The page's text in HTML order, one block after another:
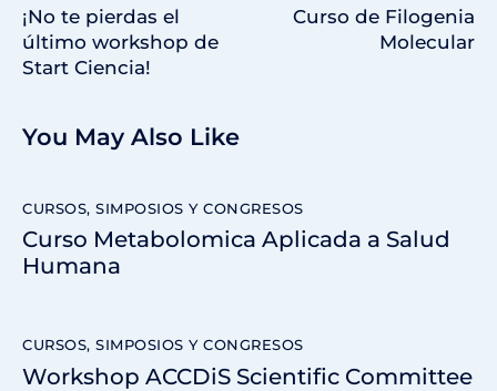
¡No te pierdas el
último workshop de
Start Ciencia!
Curso de Filogenia
Molecular
You May Also Like
CURSOS, SIMPOSIOS Y CONGRESOS
Curso Metabolomica Aplicada a Salud
Humana
CURSOS, SIMPOSIOS Y CONGRESOS
Workshop ACCDiS Scientific Committee